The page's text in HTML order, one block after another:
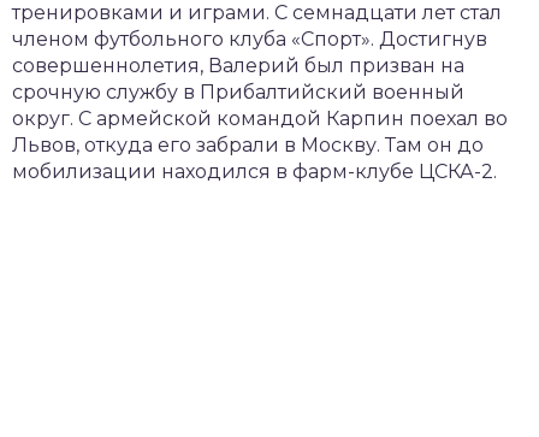
тренировками и играми. С семнадцати лет стал
членом футбольного клуба «Спорт». Достигнув
совершеннолетия, Валерий был призван на
срочную службу в Прибалтийский военный
округ. С армейской командой Карпин поехал во
Львов, откуда его забрали в Москву. Там он до
мобилизации находился в фарм-клубе ЦСКА-2.